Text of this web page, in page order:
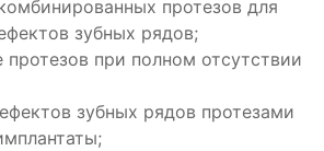
протезов для
зубных рядов;
протезов при полном отсутствии
зубных рядов протезами